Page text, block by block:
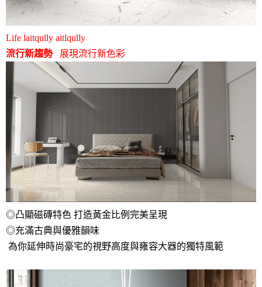
Life laitqully aitlqully
流行新趨勢展現流行新色彩
◎凸顯磁磚特色 打造黃金比例完美呈現
◎充滿古典與優雅韻味
為你延伸時尚豪宅的視野高度與雍容大器的獨特風範